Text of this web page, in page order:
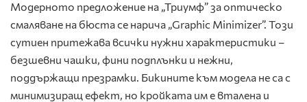
Модерното предложение на „Триумф” за оптическо
смаляване на бюста се нарича „Graphic Minimizer”. Този
сутиен притежава всички нужни характеристики –
безшевни чашки, фини подплънки и нежни,
поддържащи презрамки. Бикините към модела не са с
минимизиращ ефект, но кройката им е вталена и